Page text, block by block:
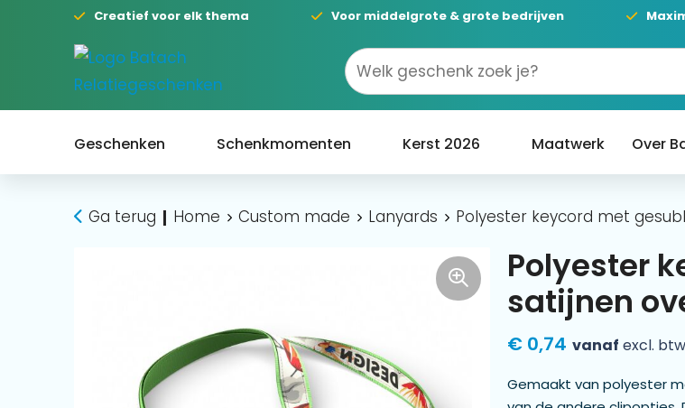
Creatief voor elk thema Voor middelgrote & grote bedrijven
Geschenken Schenkmomenten Kerst 2026 Maatwerk Over
Ga terug Home Custom made Lanyards Polyester keycord met
Polyester
satijnen
€ 0,74 vanaf excl.
Gemaakt van polyester